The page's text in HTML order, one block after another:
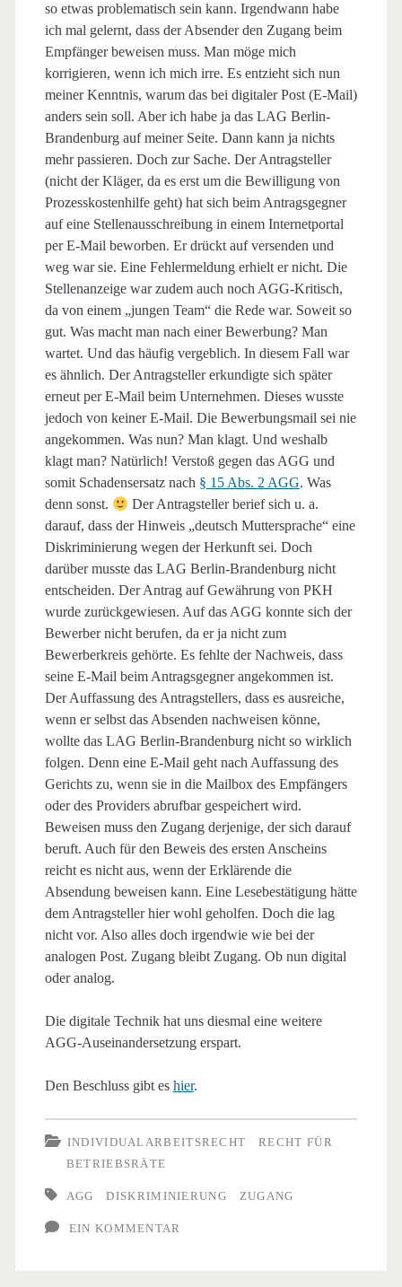
so etwas problematisch sein kann. Irgendwann habe
ich mal gelernt, dass der Absender den Zugang beim
Empfänger beweisen muss. Man möge mich
korrigieren, wenn ich mich irre. Es entzieht sich nun
meiner Kenntnis, warum das bei digitaler Post (E-Mail)
anders sein soll. Aber ich habe ja das LAG Berlin-
Brandenburg auf meiner Seite. Dann kann ja nichts
mehr passieren. Doch zur Sache. Der Antragsteller
(nicht der Kläger, da es erst um die Bewilligung von
Prozesskostenhilfe geht) hat sich beim Antragsgegner
auf eine Stellenausschreibung in einem Internetportal
per E-Mail beworben. Er drückt auf versenden und
weg war sie. Eine Fehlermeldung erhielt er nicht. Die
Stellenanzeige war zudem auch noch AGG-Kritisch,
da von einem „jungen Team“ die Rede war. Soweit so
gut. Was macht man nach einer Bewerbung? Man
wartet. Und das häufig vergeblich. In diesem Fall war
es ähnlich. Der Antragsteller erkundigte sich später
erneut per E-Mail beim Unternehmen. Dieses wusste
jedoch von keiner E-Mail. Die Bewerbungsmail sei nie
angekommen. Was nun? Man klagt. Und weshalb
klagt man? Natürlich! Verstoß gegen das AGG und
somit Schadensersatz nach § 15 Abs. 2 AGG. Was
denn sonst.
Der Antragsteller berief sich u. a.
darauf, dass der Hinweis „deutsch Muttersprache“ eine
Diskriminierung wegen der Herkunft sei. Doch
darüber musste das LAG Berlin-Brandenburg nicht
entscheiden. Der Antrag auf Gewährung von PKH
wurde zurückgewiesen. Auf das AGG konnte sich der
Bewerber nicht berufen, da er ja nicht zum
Bewerberkreis gehörte. Es fehlte der Nachweis, dass
seine E-Mail beim Antragsgegner angekommen ist.
Der Auffassung des Antragstellers, dass es ausreiche,
wenn er selbst das Absenden nachweisen könne,
wollte das LAG Berlin-Brandenburg nicht so wirklich
folgen. Denn eine E-Mail geht nach Auffassung des
Gerichts zu, wenn sie in die Mailbox des Empfängers
oder des Providers abrufbar gespeichert wird.
Beweisen muss den Zugang derjenige, der sich darauf
beruft. Auch für den Beweis des ersten Anscheins
reicht es nicht aus, wenn der Erklärende die
Absendung beweisen kann. Eine Lesebestätigung hätte
dem Antragsteller hier wohl geholfen. Doch die lag
nicht vor. Also alles doch irgendwie wie bei der
analogen Post. Zugang bleibt Zugang. Ob nun digital
oder analog.
Die digitale Technik hat uns diesmal eine weitere
AGG-Auseinandersetzung erspart.
Den Beschluss gibt es hier.
INDIVIDUALARBEITSRECHT
RECHT FÜR
BETRIEBSRÄTE
AGG DISKRIMINIERUNG ZUGANG
EIN KOMMENTAR